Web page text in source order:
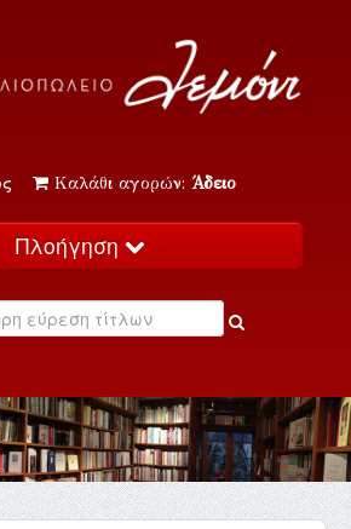
Καλάθι αγορών: Άδειο
Πλοήγηση